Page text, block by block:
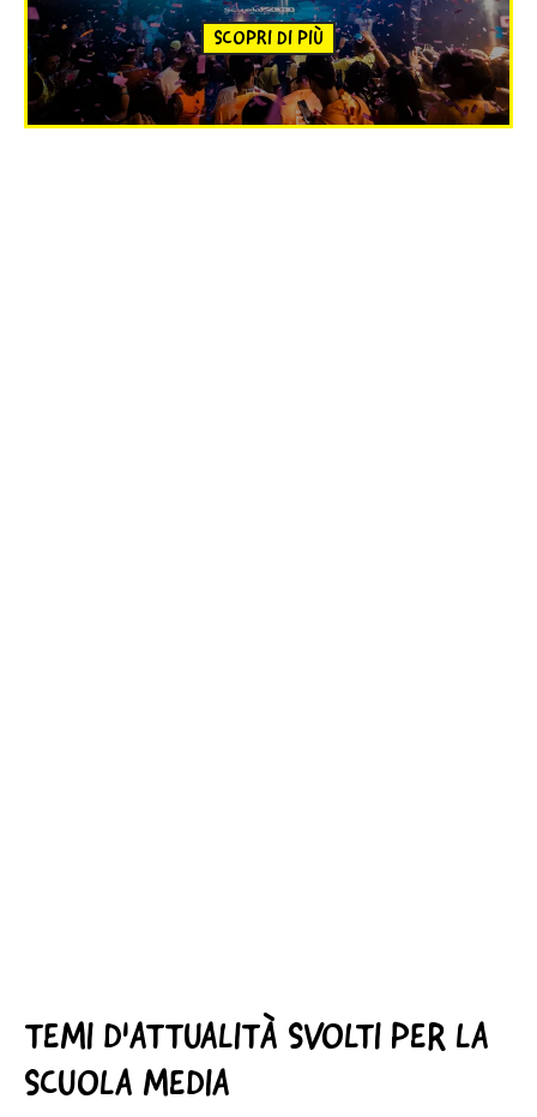
SCOPRI DI PIÙ
TEMI D'ATTUALITÀ SVOLTI PER LA
SCUOLA MEDIA